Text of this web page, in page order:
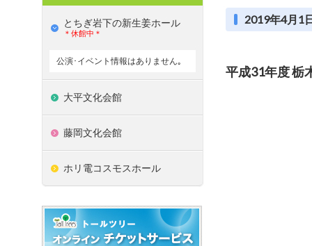
2019年4月1
平成31年度 栃
とちぎ岩下の新⽣姜ホール
＊休館中＊
公演･イベント情報はありません｡
大平文化会館
藤岡文化会館
ホリ電コスモスホール